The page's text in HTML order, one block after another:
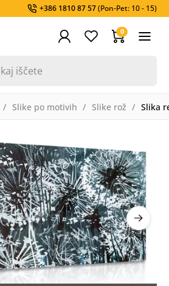
+386 1810 87 57(Pon-Pet: 10 - 15)
0
Slike po motivih Slike rož Slika